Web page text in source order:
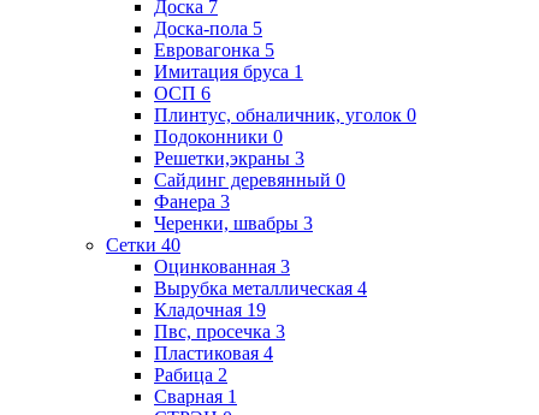
Доска 7
Доска-пола 5
Евровагонка 5
Имитация бруса 1
ОСП 6
Плинтус, обналичник, уголок 0
Подоконники 0
Решетки,экраны 3
Сайдинг деревянный 0
Фанера 3
Черенки, швабры 3
Сетки 40
Оцинкованная 3
Вырубка металлическая 4
Кладочная 19
Пвс, просечка 3
Пластиковая 4
Рабица 2
Сварная 1